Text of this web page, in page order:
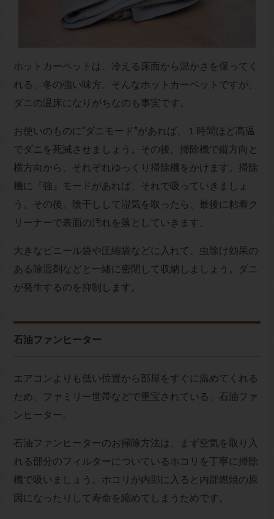
ホットカーペットは、冷える床面から温かさを保ってく
れる、冬の強い味方。そんなホットカーペットですが、
ダニの温床になりがちなのも事実です。
お使いのものに“ダニモード”があれば、１時間ほど高温
でダニを死滅させましょう。その後、掃除機で縦方向と
横方向から、それぞれゆっくり掃除機をかけます。掃除
機に『強』モードがあれば、それで吸っていきましょ
う。その後、陰干しして湿気を取ったら、最後に粘着ク
リーナーで表面の汚れを落としていきます。
大きなビニール袋や圧縮袋などに入れて、虫除け効果の
ある除湿剤などと一緒に密閉して収納しましょう。ダニ
が発生するのを抑制します。
石油ファンヒーター
エアコンよりも低い位置から部屋をすぐに温めてくれる
ため、ファミリー世帯などで重宝されている、石油ファ
ンヒーター。
石油ファンヒーターのお掃除方法は、まず空気を取り入
れる部分のフィルターについているホコリを丁寧に掃除
機で吸いましょう。ホコリが内部に入ると内部燃焼の原
因になったりして寿命を縮めてしまうためです。